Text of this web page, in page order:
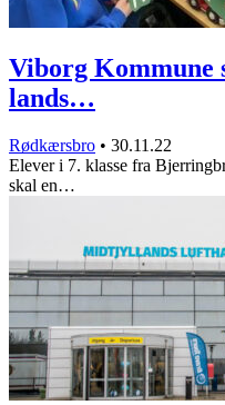
Viborg Kommune
lands…
Rødkærsbro • 30.11.22
Elever i 7. klasse fra
skal en…